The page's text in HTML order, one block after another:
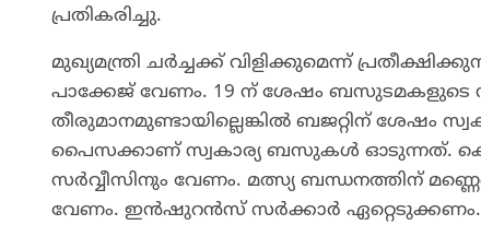
പ്രതികരിച്ചു.
മുഖ്യമന്ത്രി ചർച്ചക്ക് വിളിക്കുമെന്ന്
പാക്കേജ് വേണം. 19 ന് ശേഷം
തീരുമാനമുണ്ടായില്ലെങ്കിൽ ബജറ്റിന്
പൈസക്കാണ് സ്വകാര്യ ബസുകൾ ഓടുന്നത്.
സർവ്വീസിനും വേണം. മത്സ്യ ബന്ധനത്തിന്
വേണം. ഇൻഷുറൻസ് സർക്കാർ ഏറ്റെടുക്കണം. ബസ്